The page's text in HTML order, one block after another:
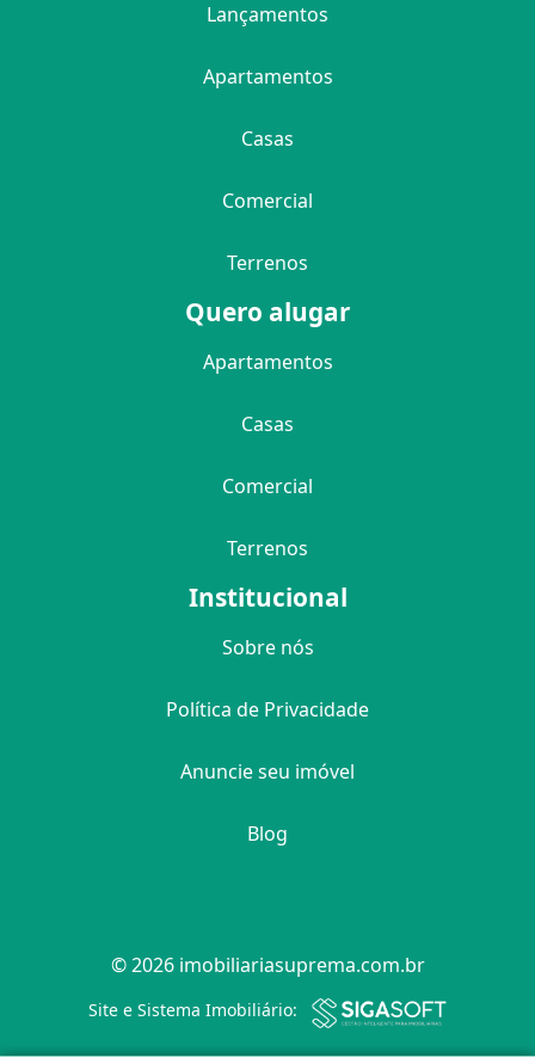
Filtro
Lançamentos
Apartamentos
Casas
Comercial
Terrenos
Quero alugar
Apartamentos
Casas
Comercial
Terrenos
Institucional
Sobre nós
Política de Privacidade
Anuncie seu imóvel
Blog
© 2026 imobiliariasuprema.com.br
Site e Sistema Imobiliário: